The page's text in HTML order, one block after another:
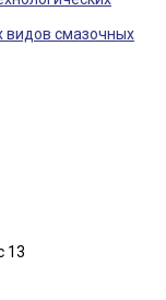
видов смазочных
13